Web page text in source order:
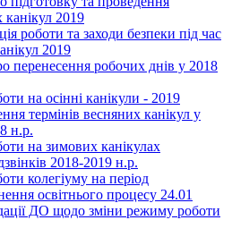
канікул 2019
роботи та заходи безпеки під час
2019
перенесення робочих днів у 2018
на осінні канікули - 2019
термінів весняних канікул у
н.р.
на зимових канікулах
2018-2019 н.р.
колегіуму на період
освітнього процесу 24.01
ДО щодо зміни режиму роботи